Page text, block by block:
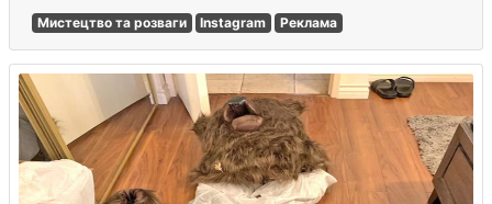
Мистецтво та розваги Instagram Реклама